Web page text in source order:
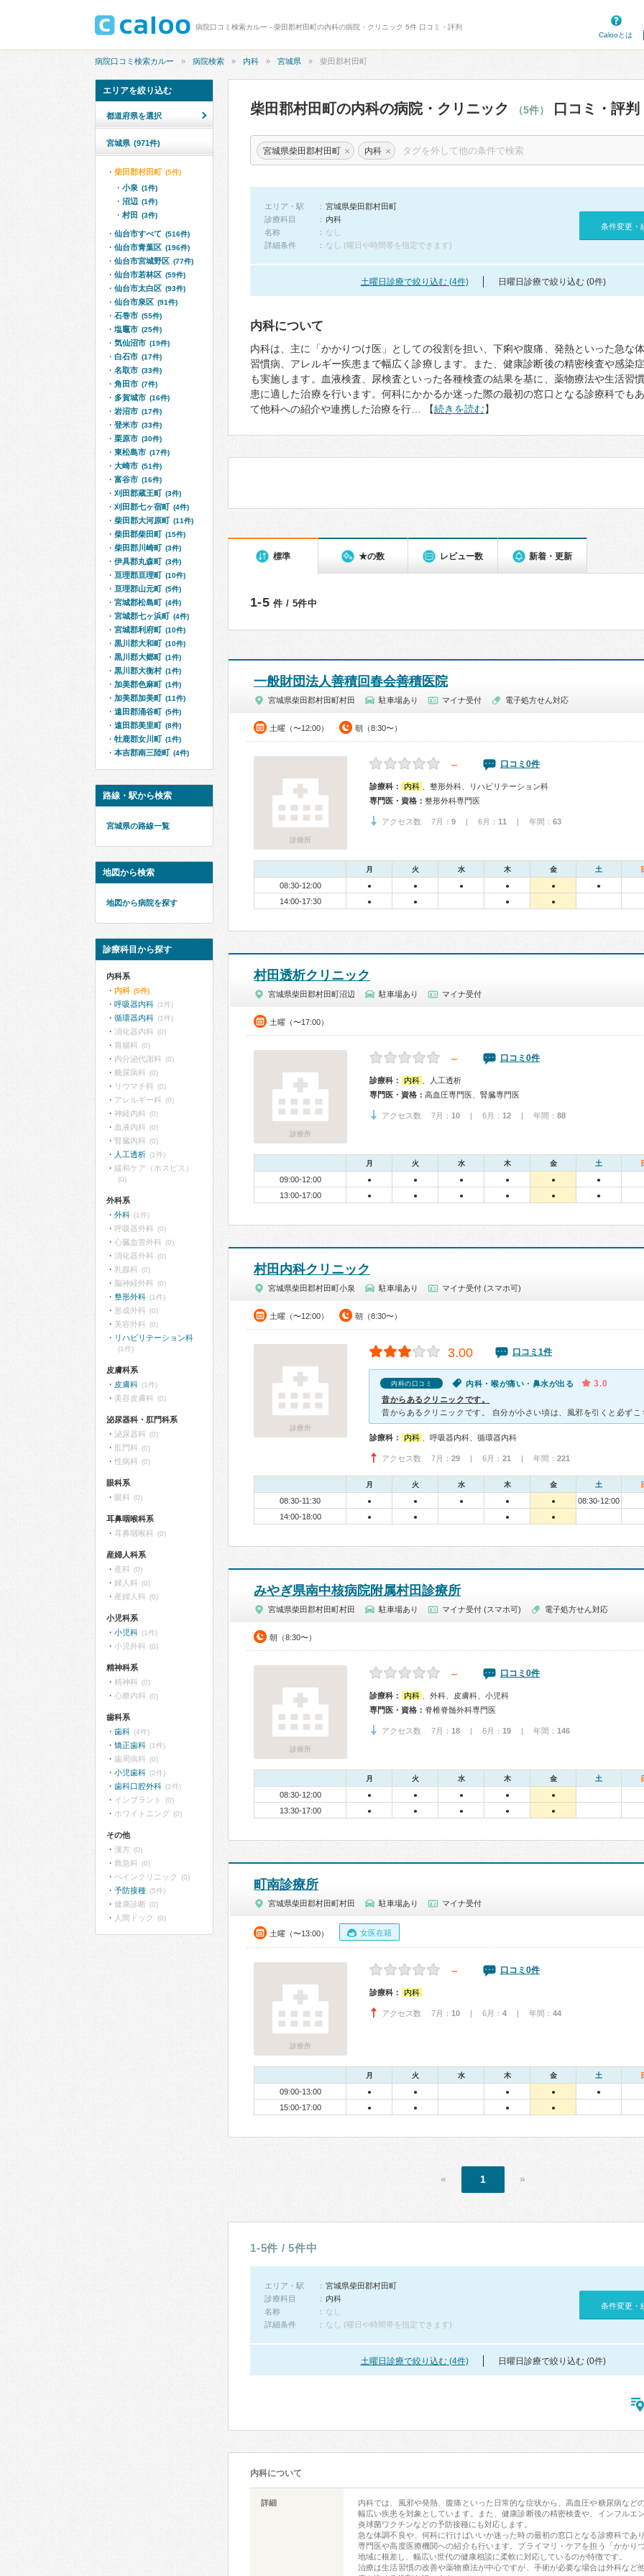
病院口コミ検索カルー - 柴田郡村田町の内科の病院・クリニック 5件 口コミ・評判
Calooとは
病院口コミ検索カルー 病院検索 内科 宮城県 柴田郡村田町
柴田郡村田町の内科の病院・クリニック （5件） 口コミ・評判
宮城県柴田郡村田町 × 内科 ×
エリア・駅
宮城県柴田郡村田町
診療科目
内科
名称
なし
詳細条件
なし (曜日や時間帯を指定できます)
条件変更・
土曜日診療で絞り込む (4件) 日曜日診療で絞り込む (0件)
内科について
内科は、主に「かかりつけ医」としての役割を担い、下痢や腹痛、発熱といった急な
習慣病、アレルギー疾患まで幅広く診療します。また、健康診断後の精密検査や感染
も実施します。血液検査、尿検査といった各種検査の結果を基に、薬物療法や生活習
患に適した治療を行います。何科にかかるか迷った際の最初の窓口となる診療科でも
て他科への紹介や連携した治療を行… 【続きを読む】
標準 ★の数 レビュー数 新着・更新
1-5 件 / 5件中
一般財団法人善積回春会善積医院
宮城県柴田郡村田町村田 駐車場あり マイナ受付 電子処方せん対応
土曜（〜12:00） 朝（8:30〜）
診療所
－ 口コミ0件
診療科： 内科
、整形外科、リハビリテーション科
専門医・資格： 整形外科専門医
アクセス数 7月： 9 | 6月： 11 | 年間： 63
月 火 水 木 金 土
08:30-12:00 ● ● ● ● ● ●
14:00-17:30 ● ● ● ●
村田透析クリニック
宮城県柴田郡村田町沼辺 駐車場あり マイナ受付
土曜（〜17:00）
診療所
－ 口コミ0件
診療科： 内科
、人工透析
専門医・資格： 高血圧専門医、腎臓専門医
アクセス数 7月： 10 | 6月： 12 | 年間： 88
月 火 水 木 金 土
09:00-12:00 ● ● ● ● ● ●
13:00-17:00 ● ● ● ● ● ●
村田内科クリニック
宮城県柴田郡村田町小泉 駐車場あり マイナ受付 (スマホ可)
土曜（〜12:00） 朝（8:30〜）
診療所
3.00 口コミ1件
内科の口コミ 内科・喉が痛い・鼻水が出る 3.0
昔からあるクリニックです。
診療科： 内科 、呼吸器内科、循環器内科
アクセス数 7月： 29 | 6月： 21 | 年間： 221
月 火 水 木 金 土
08:30-11:30 ● ● ● ● ●
08:30-12:00
14:00-18:00
● ● ● ●
みやぎ県南中核病院附属村田診療所
宮城県柴田郡村田町村田 駐車場あり マイナ受付 (スマホ可) 電子処方せん対応
朝（8:30〜）
診療所
－ 口コミ0件
診療科： 内科
、外科、皮膚科、小児科
専門医・資格： 脊椎脊髄外科専門医
アクセス数 7月： 18 | 6月： 19 | 年間： 146
月 火 水 木 金 土
08:30-12:00 ● ● ● ● ●
13:30-17:00 ● ● ● ● ●
町南診療所
宮城県柴田郡村田町村田 駐車場あり マイナ受付
土曜（〜13:00） 女医在籍
診療所
－ 口コミ0件
診療科： 内科
アクセス数 7月： 10 | 6月： 4 | 年間： 44
月 火 水 木 金 土
09:00-13:00 ● ● ● ● ●
15:00-17:00 ● ● ● ●
« 1 »
1-5件 / 5件中
エリア・駅
宮城県柴田郡村田町
診療科目
内科
名称
なし
詳細条件
なし (曜日や時間帯を指定できます)
条件変更・
土曜日診療で絞り込む (4件) 日曜日診療で絞り込む (0件)
内科について
詳細
内科では、風邪や発熱、腹痛といった日常的な症状から、高血圧や糖尿病など
幅広い疾患を対象としています。また、健康診断後の精密検査や、インフルエ
炎球菌ワクチンなどの予防接種にも対応します。
急な体調不良や、何科に行けばいいか迷った時の最初の窓口となる診療科であ
専門医や高度医療機関への紹介も行います。プライマリ・ケアを担う「かかり
地域に根差し、幅広い世代の健康相談に柔軟に対応しているのが特徴です。
治療は生活習慣の改善や薬物療法が中心ですが、手術が必要な場合は外科など
エリアを絞り込む
都道府県を選択
宮城県 (971件)
柴田郡村田町 (5件)
小泉 (1件)
沼辺 (1件)
村田 (3件)
仙台市すべて (516件)
仙台市青葉区 (196件)
仙台市宮城野区 (77件)
仙台市若林区 (59件)
仙台市太白区 (93件)
仙台市泉区 (91件)
石巻市 (55件)
塩竈市 (25件)
気仙沼市 (19件)
白石市 (17件)
名取市 (33件)
角田市 (7件)
多賀城市 (16件)
岩沼市 (17件)
登米市 (33件)
栗原市 (30件)
東松島市 (17件)
大崎市 (51件)
富谷市 (16件)
刈田郡蔵王町 (3件)
刈田郡七ヶ宿町 (4件)
柴田郡大河原町 (11件)
柴田郡柴田町 (15件)
柴田郡川崎町 (3件)
伊具郡丸森町 (3件)
亘理郡亘理町 (10件)
亘理郡山元町 (5件)
宮城郡松島町 (4件)
宮城郡七ヶ浜町 (4件)
宮城郡利府町 (10件)
黒川郡大和町 (10件)
黒川郡大郷町 (1件)
黒川郡大衡村 (1件)
加美郡色麻町 (1件)
加美郡加美町 (11件)
遠田郡涌谷町 (5件)
遠田郡美里町 (8件)
牡鹿郡女川町 (1件)
本吉郡南三陸町 (4件)
路線・駅から検索
宮城県の路線一覧
地図から検索
地図から病院を探す
診療科目から探す
内科系
内科 (5件)
呼吸器内科 (1件)
循環器内科 (1件)
消化器内科 (0)
胃腸科 (0)
内分泌代謝科 (0)
糖尿病科 (0)
リウマチ科 (0)
アレルギー科 (0)
神経内科 (0)
血液内科 (0)
腎臓内科 (0)
人工透析 (1件)
緩和ケア（ホスピス）
(0)
外科系
外科 (1件)
呼吸器外科 (0)
心臓血管外科 (0)
消化器外科 (0)
乳腺科 (0)
脳神経外科 (0)
整形外科 (1件)
形成外科 (0)
美容外科 (0)
リハビリテーション科
(1件)
皮膚科系
皮膚科 (1件)
美容皮膚科 (0)
泌尿器科・肛門科系
泌尿器科 (0)
肛門科 (0)
性病科 (0)
眼科系
眼科 (0)
耳鼻咽喉科系
耳鼻咽喉科 (0)
産婦人科系
産科 (0)
婦人科 (0)
産婦人科 (0)
小児科系
小児科 (1件)
小児外科 (0)
精神科系
精神科 (0)
心療内科 (0)
歯科系
歯科 (4件)
矯正歯科 (1件)
歯周病科 (0)
小児歯科 (2件)
歯科口腔外科 (1件)
インプラント (0)
ホワイトニング (0)
その他
漢方 (0)
救急科 (0)
ペインクリニック (0)
予防接種 (5件)
健康診断 (0)
人間ドック (0)